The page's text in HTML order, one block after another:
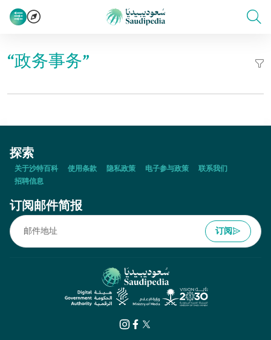
“政务事务”
探索
关于沙特百科 使用条款 隐私政策 电子参与政策
联系我们
招聘信息
订阅邮件简报
订阅